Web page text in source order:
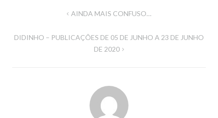
Navegação
artigos
AINDA MAIS CONFUSO…
DIDINHO – PUBLICAÇÕES DE 05 DE JUNHO A 23 DE JUNHO
DE 2020